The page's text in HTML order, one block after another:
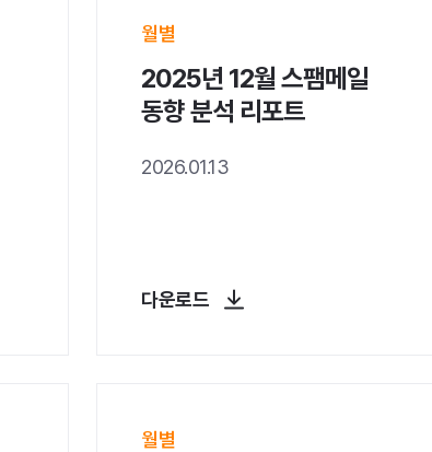
월별
2025년 12월 스팸메일
동향 분석 리포트
2026.01.13
다운로드
월별